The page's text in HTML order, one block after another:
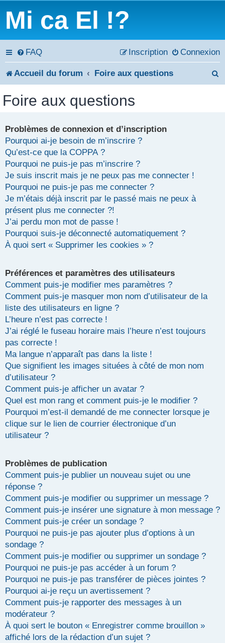
Mi ca El !?
FAQ Connexion
Inscription
Accueil du forum Foire aux questions
Foire aux questions
Problèmes de connexion et d’inscription
Pourquoi ai-je besoin de m’inscrire ?
Qu’est-ce que la COPPA ?
Pourquoi ne puis-je pas m’inscrire ?
Je suis inscrit mais je ne peux pas me connecter !
Pourquoi ne puis-je pas me connecter ?
Je m’étais déjà inscrit par le passé mais ne peux à
présent plus me connecter ?!
J’ai perdu mon mot de passe !
Pourquoi suis-je déconnecté automatiquement ?
À quoi sert « Supprimer les cookies » ?
Préférences et paramètres des utilisateurs
Comment puis-je modifier mes paramètres ?
Comment puis-je masquer mon nom d’utilisateur de la
liste des utilisateurs en ligne ?
L’heure n’est pas correcte !
J’ai réglé le fuseau horaire mais l’heure n’est toujours
pas correcte !
Ma langue n’apparaît pas dans la liste !
Que signifient les images situées à côté de mon nom
d’utilisateur ?
Comment puis-je afficher un avatar ?
Quel est mon rang et comment puis-je le modifier ?
Pourquoi m’est-il demandé de me connecter lorsque je
clique sur le lien de courrier électronique d’un
utilisateur ?
Problèmes de publication
Comment puis-je publier un nouveau sujet ou une
réponse ?
Comment puis-je modifier ou supprimer un message ?
Comment puis-je insérer une signature à mon message ?
Comment puis-je créer un sondage ?
Pourquoi ne puis-je pas ajouter plus d’options à un
sondage ?
Comment puis-je modifier ou supprimer un sondage ?
Pourquoi ne puis-je pas accéder à un forum ?
Pourquoi ne puis-je pas transférer de pièces jointes ?
Pourquoi ai-je reçu un avertissement ?
Comment puis-je rapporter des messages à un
modérateur ?
À quoi sert le bouton « Enregistrer comme brouillon »
affiché lors de la rédaction d’un sujet ?